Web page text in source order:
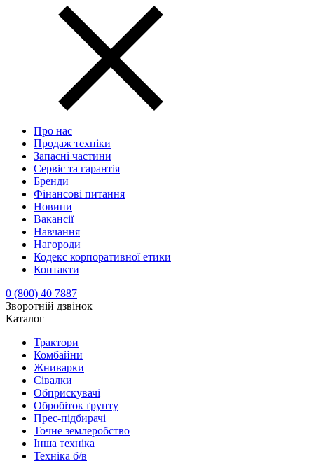
Про нас
Продаж техніки
Запасні частини
Сервіс та гарантія
Бренди
Фінансові питання
Новини
Вакансії
Навчання
Нагороди
Кодекс корпоративної етики
Контакти
0 (800) 40 7887
Зворотній дзвінок
Каталог
Трактори
Комбайни
Жниварки
Сівалки
Обприскувачі
Обробіток ґрунту
Прес-підбирачі
Точне землеробство
Інша техніка
Техніка б/в